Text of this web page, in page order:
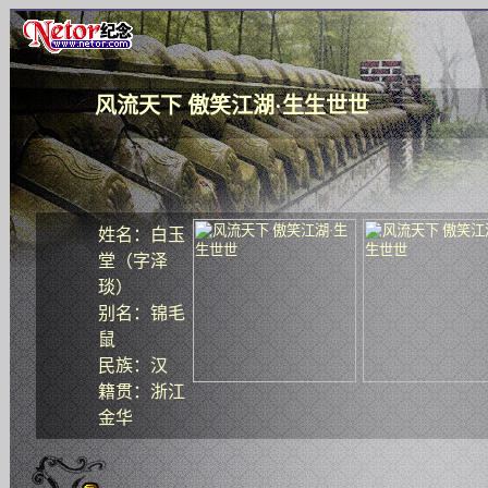
风流天下 傲笑江湖·生生世世
姓名：白玉
堂（字泽
琰）
别名：锦毛
鼠
民族：汉
籍贯：浙江
金华
国家：北宋
职业：游